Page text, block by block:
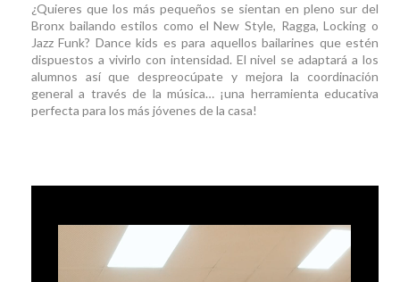
¿Quieres que los más pequeños se sientan en pleno sur del
Bronx bailando estilos como el New Style, Ragga, Locking o
Jazz Funk? Dance kids es para aquellos bailarines que estén
dispuestos a vivirlo con intensidad. El nivel se adaptará a los
alumnos así que despreocúpate y mejora la coordinación
general a través de la música… ¡una herramienta educativa
perfecta para los más jóvenes de la casa!